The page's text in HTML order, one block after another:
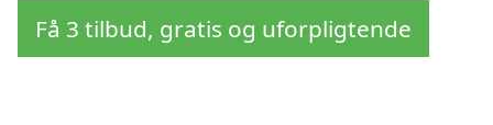
Få 3 tilbud, gratis og uforpligtende